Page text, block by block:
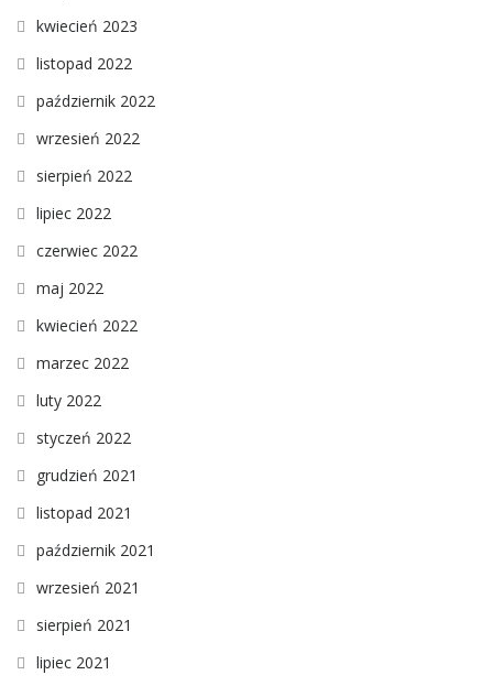
kwiecień 2023
listopad 2022
październik 2022
wrzesień 2022
sierpień 2022
lipiec 2022
czerwiec 2022
maj 2022
kwiecień 2022
marzec 2022
luty 2022
styczeń 2022
grudzień 2021
listopad 2021
październik 2021
wrzesień 2021
sierpień 2021
lipiec 2021